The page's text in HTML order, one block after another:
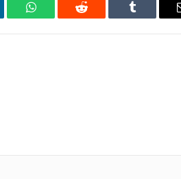
WhatsAppReddit Tumblr